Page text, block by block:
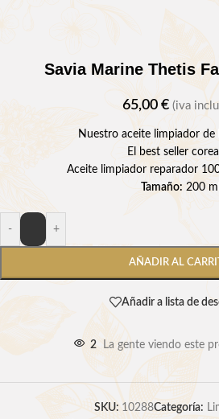
Savia Marine Thetis
65,00 € (iva
Nuestro aceite limpiador de
El best seller
Aceite limpiador reparador
Tamaño: 200 ml
- +
AÑADIR AL
Añadir a lista de
2 La gente viendo este
SKU: 10288Categoría: